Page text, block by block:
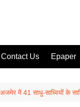
Contact Us Epaper
अजमेर में 41 साधु-साध्वियों के